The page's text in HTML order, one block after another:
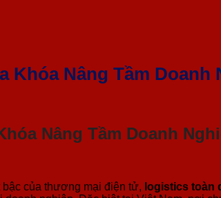
Khóa Nâng Tầm Doanh
Nâng Tầm Doanh
của thương mại điện tử, logistics toàn